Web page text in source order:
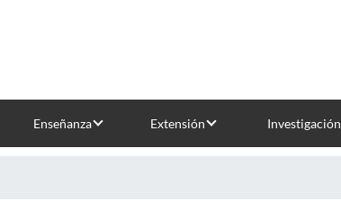
Enseñanza Extensión Investigación